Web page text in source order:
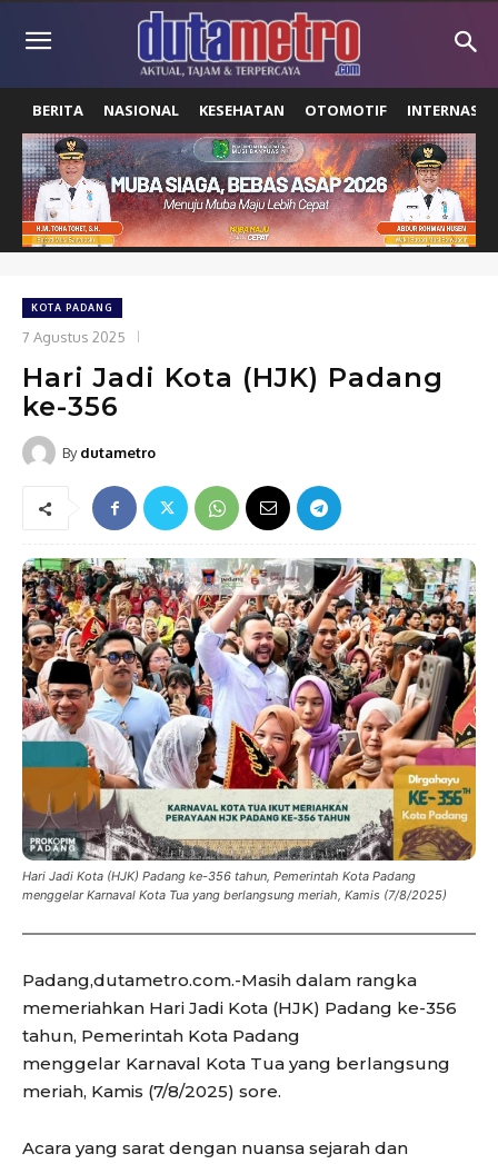
BERITA NASIONAL KESEHATAN OTOMOTIF
KOTA PADANG
7 Agustus 2025
Hari Jadi Kota (HJK) Padang
ke-356
By dutametro
Hari Jadi Kota (HJK) Padang ke-356 tahun, Pemerintah Kota Padang
menggelar Karnaval Kota Tua yang berlangsung meriah, Kamis (7/8/2025)
Padang,dutametro.com.-Masih dalam rangka
memeriahkan Hari Jadi Kota (HJK) Padang ke-356
tahun, Pemerintah Kota Padang
menggelar Karnaval Kota Tua yang berlangsung
meriah, Kamis (7/8/2025) sore.
Acara yang sarat dengan nuansa sejarah dan